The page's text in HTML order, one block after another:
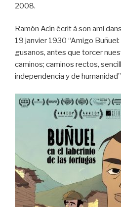
2008.
Ramón Acín écrit à son ami dans
19 janvier 1930 “Amigo
gusanos, antes que torcer
caminos; caminos rectos,
independencia y de humanidad”